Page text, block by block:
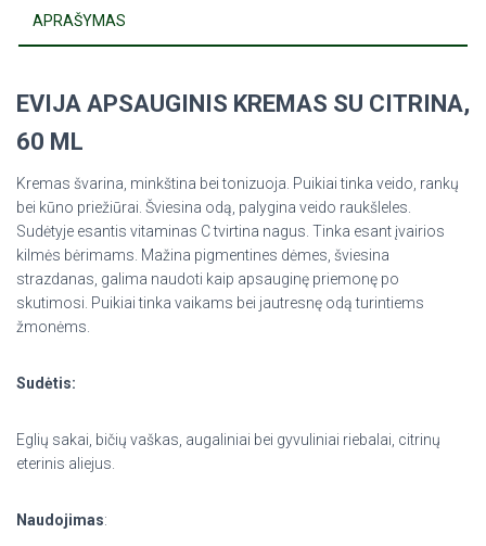
APRAŠYMAS
EVIJA APSAUGINIS KREMAS SU CITRINA,
60 ML
Kremas švarina, minkština bei tonizuoja. Puikiai tinka veido, rankų
bei kūno priežiūrai. Šviesina odą, palygina veido raukšleles.
Sudėtyje esantis vitaminas C tvirtina nagus. Tinka esant įvairios
kilmės bėrimams. Mažina pigmentines dėmes, šviesina
strazdanas, galima naudoti kaip apsauginę priemonę po
skutimosi. Puikiai tinka vaikams bei jautresnę odą turintiems
žmonėms.
Sudėtis:
Eglių sakai, bičių vaškas, augaliniai bei gyvuliniai riebalai, citrinų
eterinis aliejus.
Naudojimas: